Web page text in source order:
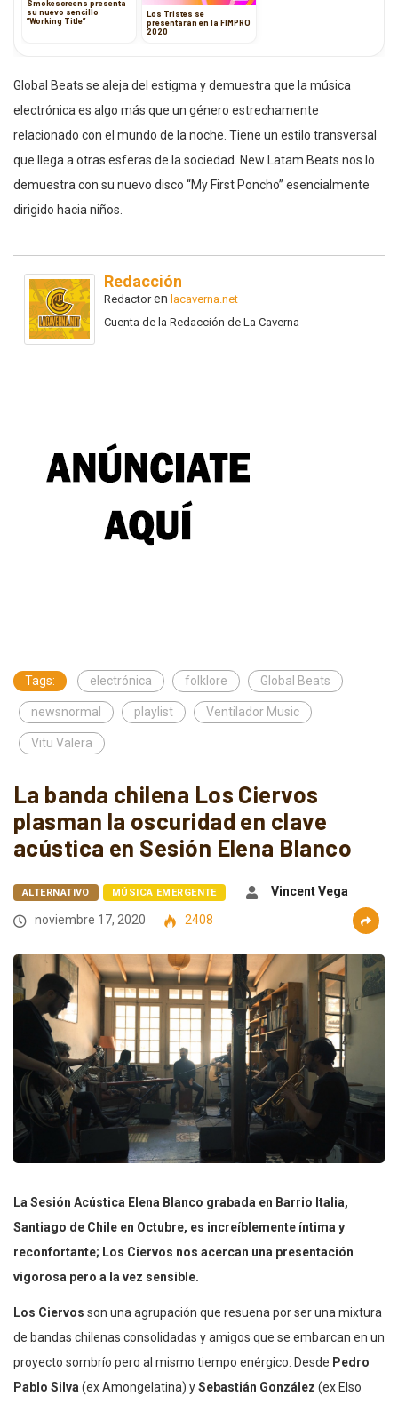
Smokescreens presenta
su nuevo sencillo
”Working Title”
Los Tristes se
presentarán en la FIMPRO
2020
Global Beats se aleja del estigma y demuestra que la música
electrónica es algo más que un género estrechamente
relacionado con el mundo de la noche. Tiene un estilo transversal
que llega a otras esferas de la sociedad. New Latam Beats nos lo
demuestra con su nuevo disco “My First Poncho” esencialmente
dirigido hacia niños.
Redacción
Redactoren lacaverna.net
Cuenta de la Redacción de La Caverna
Tags: electrónica folklore Global Beats
newsnormal playlist Ventilador Music
Vitu Valera
La banda chilena Los Ciervos
plasman la oscuridad en clave
acústica en Sesión Elena Blanco
ALTERNATIVO MÚSICA EMERGENTE
Vincent Vega
noviembre 17, 2020
2408
La Sesión Acústica Elena Blanco grabada en Barrio Italia,
Santiago de Chile en Octubre, es increíblemente íntima y
reconfortante; Los Ciervos nos acercan una presentación
vigorosa pero a la vez sensible.
Los Ciervos son una agrupación que resuena por ser una mixtura
de bandas chilenas consolidadas y amigos que se embarcan en un
proyecto sombrío pero al mismo tiempo enérgico. Desde Pedro
Pablo Silva (ex Amongelatina) ySebastián González (ex Elso